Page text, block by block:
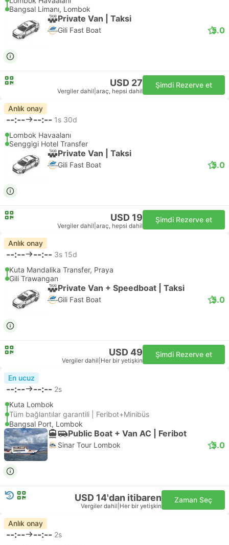
Bangsal Limanı, Lombok
Private Van | Taksi
Gili Fast Boat 5.0
USD 27
Vergiler dahil araç, hepsi dahil
Şimdi Rezerve et
Anlık onay
--:-- --:-- 1s 30d
Lombok Havaalanı
Senggigi Hotel Transfer
Private Van | Taksi
Gili Fast Boat 5.0
USD 19
Vergiler dahil araç, hepsi dahil
Şimdi Rezerve et
Anlık onay
--:-- --:-- 3s 15d
Kuta Mandalika Transfer, Praya
Gili Trawangan
Private Van + Speedboat | Taksi
Gili Fast Boat 5.0
USD 49
Vergiler dahil Her bir yetişkin
Şimdi Rezerve et
En ucuz
--:-- --:-- 2s
Kuta Lombok
Tüm bağlantılar garantili | Feribot+Minibüs
Bangsal Port, Lombok
Public Boat + Van AC | Feribot
Sinar Tour Lombok 5.0
USD 14'dan itibaren
Vergiler dahil Her bir yetişkin
Zaman Seç
Anlık onay
--:-- --:-- 2s